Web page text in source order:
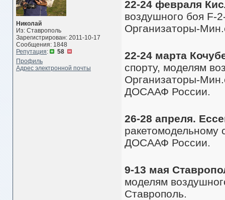
Николай
Из: Ставрополь
Зарегистрирован: 2011-10-17
Сообщения: 1848
Репутация:
58
Профиль
Адрес электронной почты
22-24 февраля
воздушного боя F-
Организаторы-
22-24 марта
спорту, моделям
Организаторы-
ДОСААФ России.
26-28 апреля.
ДОСААФ России.
9-13 мая
моделям
Ставрополь.